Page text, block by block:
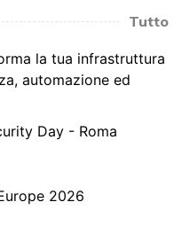
Tutto
la tua infrastruttura
automazione ed
Day - Roma
2026